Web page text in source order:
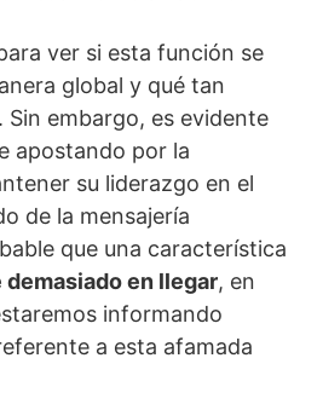
ver si esta función se
global y qué tan
Sin embargo, es evidente
apostando por la
su liderazgo en el
de la mensajería
que una característica
demasiado en llegar, en
informando
a esta afamada